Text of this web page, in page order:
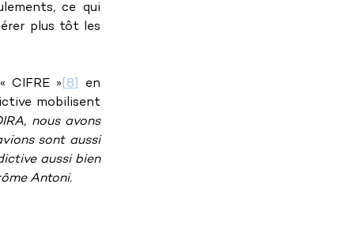
ce qui
plus tôt les
» [8]
en
mobilisent
nous avons
sont aussi
aussi bien
Antoni.